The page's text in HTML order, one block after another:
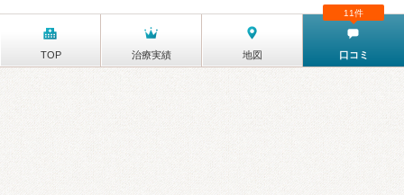
TOP 治療実績 地図 口コミ
11件